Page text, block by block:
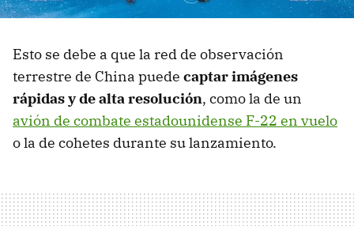
Esto se debe a que la red de observación
terrestre de China puede captar imágenes
rápidas y de alta resolución, como la de un
avión de combate estadounidense F-22 en vuelo
o la de cohetes durante su lanzamiento.